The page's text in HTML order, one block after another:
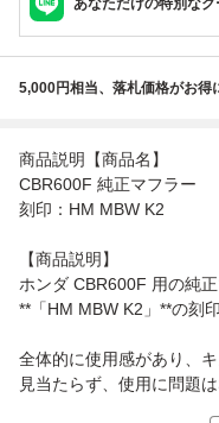
あなただけの特別な
5,000円相当、落札価格がお得
商品説明【商品名】
CBR600F 純正マフラー
刻印：HM MBW K2
【商品説明】
ホンダ CBR600F 用の純正
**「HM MBW K2」**の刻
全体的に使用感があり、
見当たらず、使用に問題